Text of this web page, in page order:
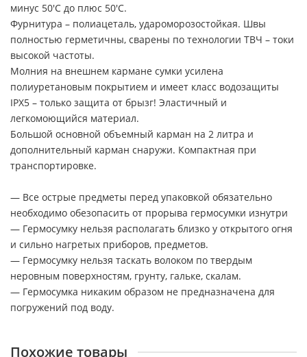
минус 50'C до плюс 50'C.
Фурнитура – полиацеталь, удароморозостойкая. Швы
полностью герметичны, сварены по технологии ТВЧ – токи
высокой частоты.
Молния на внешнем кармане сумки усилена
полиуретановым покрытием и имеет класс водозащиты
IPX5 – только защита от брызг! Эластичный и
легкомоющийся материал.
Большой основной объемный карман на 2 литра и
дополнительный карман снаружи. Компактная при
транспортировке.
— Все острые предметы перед упаковкой обязательно
необходимо обезопасить от прорыва гермосумки изнутри
— Гермосумку нельзя располагать близко у открытого огня
и сильно нагретых приборов, предметов.
— Гермосумку нельзя таскать волоком по твердым
неровным поверхностям, грунту, гальке, скалам.
— Гермосумка никаким образом не предназначена для
погружений под воду.
Похожие товары